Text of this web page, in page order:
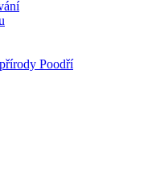
Poodří